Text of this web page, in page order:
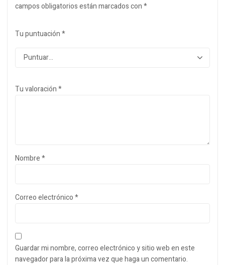
campos obligatorios están marcados con*
Tu puntuación*
Tu valoración*
Nombre*
Correo electrónico*
Guardar mi nombre, correo electrónico y sitio web en este
navegador para la próxima vez que haga un comentario.